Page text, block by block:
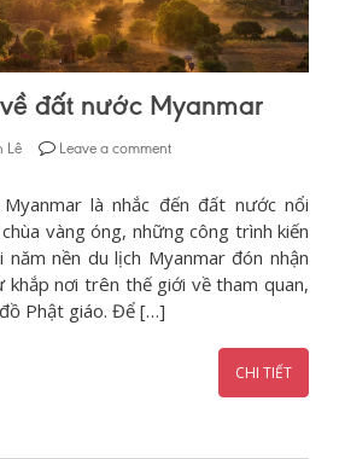
đất nước Myanmar
Lê Leave a comment
là nhắc đến đất nước nổi
vàng óng, những công trình kiến
nền du lịch Myanmar đón nhận
khắp nơi trên thế giới về tham quan,
Phật giáo. Để […]
CHI TIẾT